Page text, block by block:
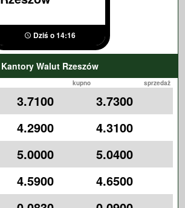
Dziś o 14:16
Kantory Walut Rzeszów
kupno sprzedaż
3.7100 3.7300
4.2900 4.3100
5.0000 5.0400
4.5900 4.6500